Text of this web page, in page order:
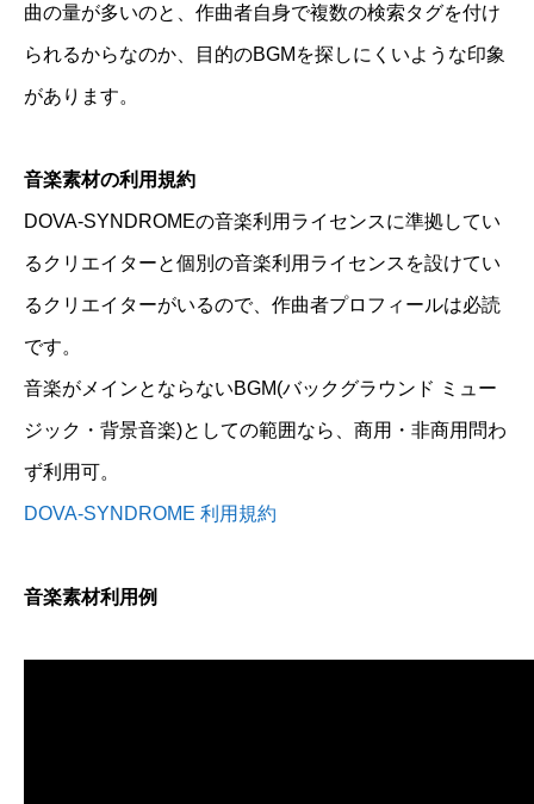
曲の量が多いのと、作曲者自身で複数の検索タグを付け
られるからなのか、目的のBGMを探しにくいような印象
があります。
音楽素材の利用規約
DOVA-SYNDROMEの音楽利用ライセンスに準拠してい
るクリエイターと個別の音楽利用ライセンスを設けてい
るクリエイターがいるので、作曲者プロフィールは必読
です。
音楽がメインとならないBGM(バックグラウンド ミュー
ジック・背景音楽)としての範囲なら、商用・非商用問わ
ず利用可。
DOVA-SYNDROME 利用規約
音楽素材利用例